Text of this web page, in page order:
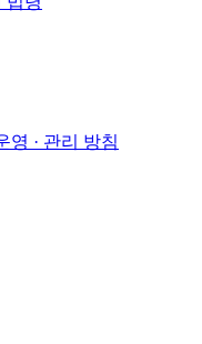
영 · 관리 방침